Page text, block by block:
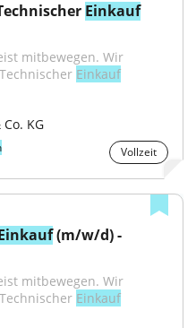
Einkauf
mitbewegen. Wir
Einkauf
KG
Vollzeit
(m/w/d) -
mitbewegen. Wir
Einkauf